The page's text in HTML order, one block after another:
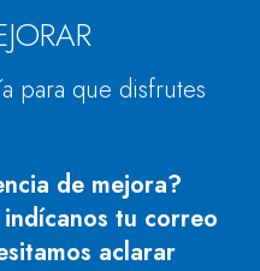
para que disfrutes
de mejora?
tu correo
aclarar